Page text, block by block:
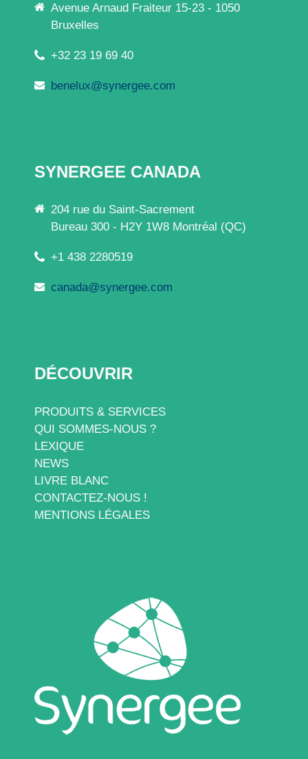
Avenue Arnaud Fraiteur 15-23 - 1050
Bruxelles
+32 23 19 69 40
benelux@synergee.com
SYNERGEE CANADA
204 rue du Saint-Sacrement
Bureau 300 - H2Y 1W8 Montréal (QC)
+1 438 2280519
canada@synergee.com
DÉCOUVRIR
PRODUITS & SERVICES
QUI SOMMES-NOUS ?
LEXIQUE
NEWS
LIVRE BLANC
CONTACTEZ-NOUS !
MENTIONS LÉGALES